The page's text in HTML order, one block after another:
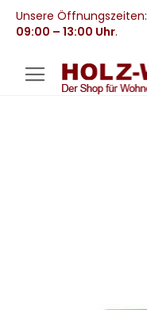
Unsere Öffnungszeiten:
09:00 – 13:00 Uhr.